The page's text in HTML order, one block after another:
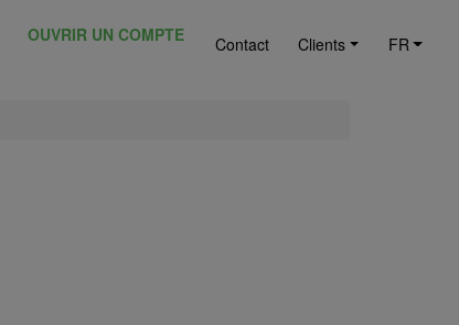
OUVRIR UN COMPTE Contact Clients FR